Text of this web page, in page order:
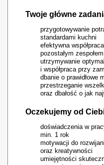
Twoje główne
przygotowywanie
standardami kuchni
efektywna
pozostałym
utrzymywanie
i współpraca przy
dbanie o prawidłowe
przestrzeganie
oraz dbałość o jak
Oczekujemy od
doświadczenia w
min. 1 rok
motywacji do
oraz kreatywności
umiejętności